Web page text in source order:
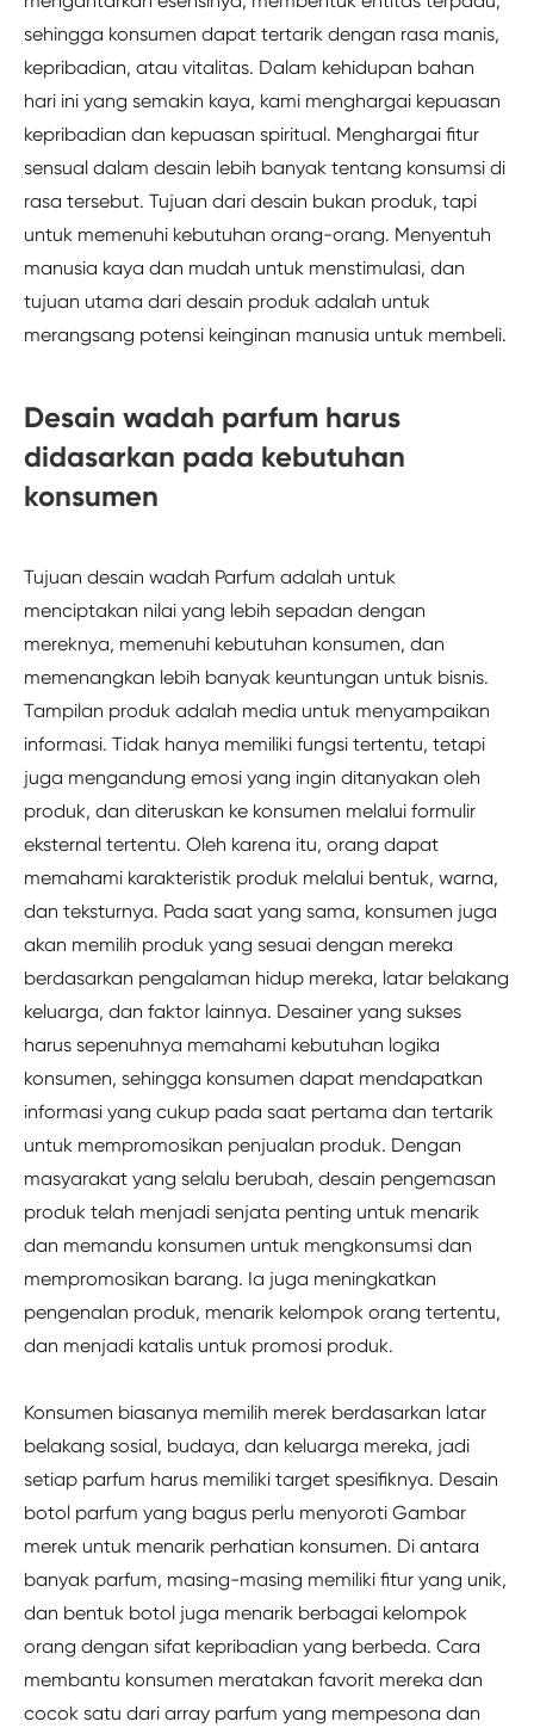
sehingga konsumen dapat tertarik dengan rasa manis,
kepribadian, atau vitalitas. Dalam kehidupan bahan
hari ini yang semakin kaya, kami menghargai kepuasan
kepribadian dan kepuasan spiritual. Menghargai fitur
sensual dalam desain lebih banyak tentang konsumsi di
rasa tersebut. Tujuan dari desain bukan produk, tapi
untuk memenuhi kebutuhan orang-orang. Menyentuh
manusia kaya dan mudah untuk menstimulasi, dan
tujuan utama dari desain produk adalah untuk
merangsang potensi keinginan manusia untuk membeli.
Desain wadah parfum harus
didasarkan pada kebutuhan
konsumen
Tujuan desain wadah Parfum adalah untuk
menciptakan nilai yang lebih sepadan dengan
mereknya, memenuhi kebutuhan konsumen, dan
memenangkan lebih banyak keuntungan untuk bisnis.
Tampilan produk adalah media untuk menyampaikan
informasi. Tidak hanya memiliki fungsi tertentu, tetapi
juga mengandung emosi yang ingin ditanyakan oleh
produk, dan diteruskan ke konsumen melalui formulir
eksternal tertentu. Oleh karena itu, orang dapat
memahami karakteristik produk melalui bentuk, warna,
dan teksturnya. Pada saat yang sama, konsumen juga
akan memilih produk yang sesuai dengan mereka
berdasarkan pengalaman hidup mereka, latar belakang
keluarga, dan faktor lainnya. Desainer yang sukses
harus sepenuhnya memahami kebutuhan logika
konsumen, sehingga konsumen dapat mendapatkan
informasi yang cukup pada saat pertama dan tertarik
untuk mempromosikan penjualan produk. Dengan
masyarakat yang selalu berubah, desain pengemasan
produk telah menjadi senjata penting untuk menarik
dan memandu konsumen untuk mengkonsumsi dan
mempromosikan barang. Ia juga meningkatkan
pengenalan produk, menarik kelompok orang tertentu,
dan menjadi katalis untuk promosi produk.
Konsumen biasanya memilih merek berdasarkan latar
belakang sosial, budaya, dan keluarga mereka, jadi
setiap parfum harus memiliki target spesifiknya. Desain
botol parfum yang bagus perlu menyoroti Gambar
merek untuk menarik perhatian konsumen. Di antara
banyak parfum, masing-masing memiliki fitur yang unik,
dan bentuk botol juga menarik berbagai kelompok
orang dengan sifat kepribadian yang berbeda. Cara
membantu konsumen meratakan favorit mereka dan
cocok satu dari array parfum yang mempesona dan